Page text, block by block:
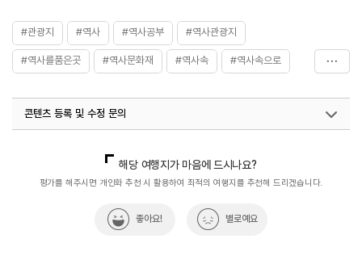
#관광지 #역사 #역사공부 #역사관광지
#역사를품은곳 #역사문화재 #역사속 #역사속으로
#역사탐험
콘텐츠 등록 및 수정 문의
해당 여행지가 마음에 드시나요?
평가를 해주시면 개인화 추천 시 활용하여 최적의 여행지를 추천해 드리겠습니다.
좋아요! 별로예요